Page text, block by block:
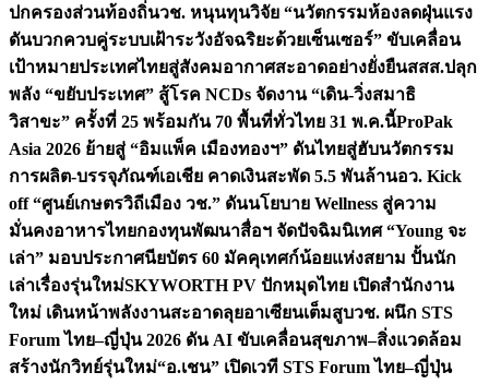
ปกครองส่วนท้องถิ่นวช. หนุนทุนวิจัย “นวัตกรรมห้องลดฝุ่นแรง
ดันบวกควบคู่ระบบเฝ้าระวังอัจฉริยะด้วยเซ็นเซอร์” ขับเคลื่อน
เป้าหมายประเทศไทยสู่สังคมอากาศสะอาดอย่างยั่งยืนสสส.ปลุก
พลัง “ขยับประเทศ” สู้โรค NCDs จัดงาน “เดิน-วิ่งสมาธิ
วิสาขะ” ครั้งที่ 25 พร้อมกัน 70 พื้นที่ทั่วไทย 31 พ.ค.นี้ProPak
Asia 2026 ย้ายสู่ “อิมแพ็ค เมืองทองฯ” ดันไทยสู่ฮับนวัตกรรม
การผลิต-บรรจุภัณฑ์เอเชีย คาดเงินสะพัด 5.5 พันล้านอว. Kick
off “ศูนย์เกษตรวิถีเมือง วช.” ดันนโยบาย Wellness สู่ความ
มั่นคงอาหารไทยกองทุนพัฒนาสื่อฯ จัดปัจฉิมนิเทศ “Young จะ
เล่า” มอบประกาศนียบัตร 60 มัคคุเทศก์น้อยแห่งสยาม ปั้นนัก
เล่าเรื่องรุ่นใหม่SKYWORTH PV ปักหมุดไทย เปิดสำนักงาน
ใหม่ เดินหน้าพลังงานสะอาดลุยอาเซียนเต็มสูบวช. ผนึก STS
Forum ไทย–ญี่ปุ่น 2026 ดัน AI ขับเคลื่อนสุขภาพ–สิ่งแวดล้อม
สร้างนักวิทย์รุ่นใหม่“อ.เชน” เปิดเวที STS Forum ไทย–ญี่ปุ่น